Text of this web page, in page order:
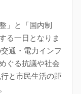
」と「国内制
る一日となりま
通・電力インフ
ぐる抗議や社会
と市民生活の距